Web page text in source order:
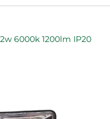
6000k 1200lm IP20